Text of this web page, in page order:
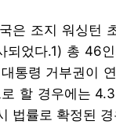
은 조지 워싱턴
었다.1) 총 46
통령 거부권이
할 경우에는
법률로 확정된